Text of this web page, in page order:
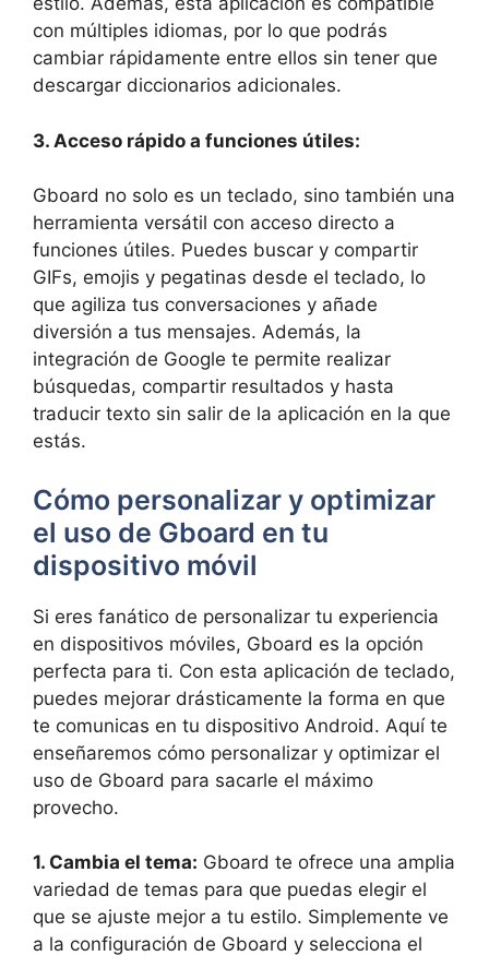
con múltiples idiomas, por lo ‌que podrás
cambiar rápidamente entre ‌ellos sin tener que​
descargar diccionarios adicionales.
3. Acceso rápido ‌a funciones útiles:
Gboard ⁢no solo es ​un⁢ teclado,‍ sino ‍también una
‌herramienta versátil con acceso directo a⁤
funciones útiles. ⁣Puedes buscar⁢ y compartir
GIFs, emojis ‍y ⁤pegatinas desde el teclado,⁢ lo
que agiliza tus conversaciones y añade
diversión a ‌tus mensajes. Además, ‍la
integración de Google te permite⁤ realizar
búsquedas,‌ compartir resultados y hasta
⁤traducir texto sin salir ⁣de la aplicación en la⁢ que
estás.
Cómo personalizar y optimizar⁢
el uso de‍ Gboard en tu
dispositivo ‌móvil
Si eres fanático de personalizar tu experiencia
en ‌dispositivos móviles, Gboard es ​la opción⁢
perfecta​ para ti.⁢ Con⁤ esta aplicación de teclado,⁣
puedes mejorar drásticamente la ⁢forma en que
te comunicas en tu dispositivo​ Android. Aquí te
enseñaremos cómo personalizar y ​optimizar el​
uso de​ Gboard para sacarle el máximo
provecho.
1. Cambia el tema: Gboard ‍te ofrece una amplia‌
variedad de⁣ temas para que puedas elegir‌ el
que se ajuste ​mejor a tu ‍estilo. Simplemente ve
‌a la configuración de Gboard y selecciona ‌el